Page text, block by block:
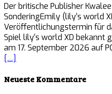
Der britische Publisher
SonderingEmily (lily’s world
Veröffentlichungstermin für
Spiel lily’s world XD bekannt
am 17. September 2026 auf
[…]
Neueste Kommentare